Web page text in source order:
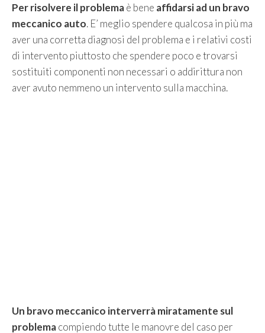
Per risolvere il problemaè bene affidarsi ad un bravo
meccanico auto. E’ meglio spendere qualcosa in più ma
aver una corretta diagnosi del problema e i relativi costi
di intervento piuttosto che spendere poco e trovarsi
sostituiti componenti non necessari o addirittura non
aver avuto nemmeno un intervento sulla macchina.
Un bravo meccanico interverrà miratamente sul
problemacompiendo tutte le manovre del caso per